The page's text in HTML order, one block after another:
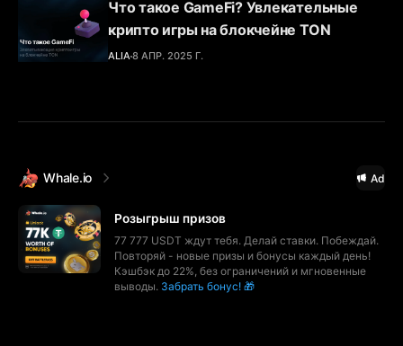
Что такое GameFi? Увлекательные
крипто игры на блокчейне TON
ALIA8 АПР. 2025 Г.
Whale.io Ad
Розыгрыш призов
77 777 USDT ждут тебя. Делай ставки. Побеждай.
Повторяй - новые призы и бонусы каждый день!
Кэшбэк до 22%, без ограничений и мгновенные
выводы. Забрать бонус! 🎁